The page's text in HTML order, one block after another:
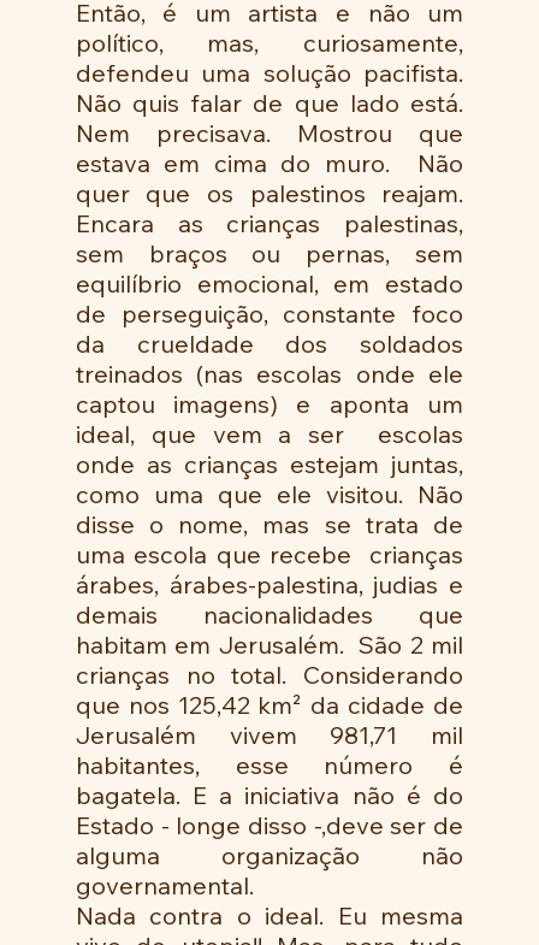
Então, é um artista e não um
político, mas, curiosamente,
defendeu uma solução pacifista.
Não quis falar de que lado está.
Nem precisava. Mostrou que
estava em cima do muro.  Não
quer que os palestinos reajam.
Encara as crianças palestinas,
sem braços ou pernas, sem
equilíbrio emocional, em estado
de perseguição, constante foco
da crueldade dos soldados
treinados (nas escolas onde ele
captou imagens) e aponta um
ideal, que vem a ser  escolas
onde as crianças estejam juntas,
como uma que ele visitou. Não
disse o nome, mas se trata de
uma escola que recebe  crianças
árabes, árabes-palestina, judias e
demais nacionalidades que
habitam em Jerusalém.  São 2 mil
crianças no total. Considerando
que nos 125,42 km² da cidade de
Jerusalém vivem 981,71 mil
habitantes, esse número é
bagatela. E a iniciativa não é do
Estado - longe disso -,deve ser de
alguma organização não
governamental.
Nada contra o ideal. Eu mesma